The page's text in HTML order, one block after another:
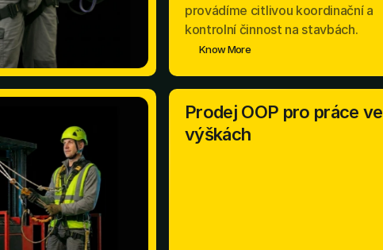
provádíme citlivou koordinační a
kontrolní činnost na stavbách.
Know More
Prodej OOP pro práce ve
výškách